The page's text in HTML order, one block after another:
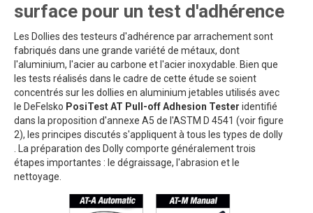
surface pour un test d'adhérence
Les Dollies des testeurs d'adhérence par arrachement sont
fabriqués dans une grande variété de métaux, dont
l'aluminium, l'acier au carbone et l'acier inoxydable. Bien que
les tests réalisés dans le cadre de cette étude se soient
concentrés sur les dollies en aluminium jetables utilisés avec
le DeFelsko PosiTest AT Pull-off Adhesion Tester identifié
dans la proposition d'annexe A5 de l'ASTM D 4541 (voir figure
2), les principes discutés s'appliquent à tous les types de dolly
. La préparation des Dolly comporte généralement trois
étapes importantes : le dégraissage, l'abrasion et le
nettoyage.